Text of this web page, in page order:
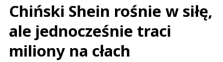
Chiński Shein rośnie w siłę,
ale jednocześnie traci
miliony na cłach